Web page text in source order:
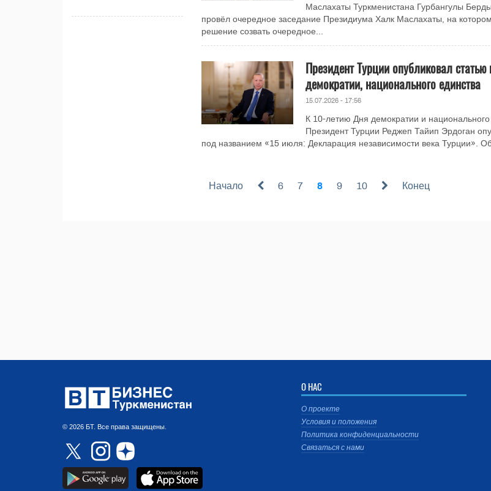
Маслахаты Туркменистана Гурбангулы
провёл очередное заседание Президиума Халк Маслахаты, на
решение созвать очередное...
Президент Турции опубликовал
демократии, национального единства
15.07.2026 - 17:56
К 10-летию Дня демократии и национального
Президент Турции Реджеп Тайип Эрдоган
под названием «15 июля: Декларация независимости века Турции».
Начало 6 7 8 9 10 Конец
© 2026 БТ. Все права защищены.
О НАС
О проекте
Условия и положения
Политика конфиденциальности
Связаться с нами